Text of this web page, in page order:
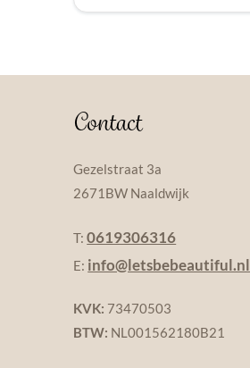
Contact
Gezelstraat 3a
2671BW Naaldwijk
T:0619306316
E: info@letsbebeautiful.nl
KVK: 73470503
BTW: NL001562180B21